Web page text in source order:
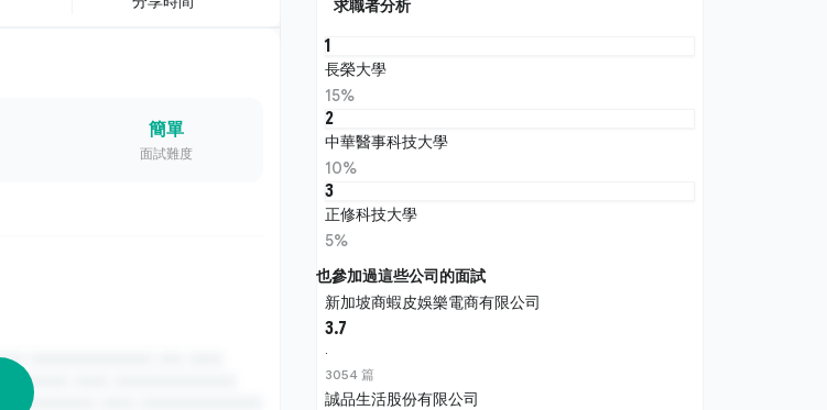
簡單
面試難度
求職者分析
1
長榮大學
15%
2
中華醫事科技大學
10%
3
正修科技大學
5%
也參加過這些公司的面試
新加坡商蝦皮娛樂電商有限公司
3.7
·
3054 篇
誠品生活股份有限公司